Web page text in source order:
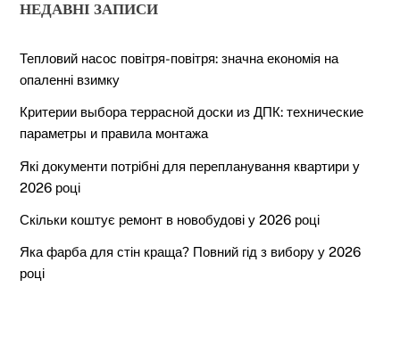
НЕДАВНІ ЗАПИСИ
Тепловий насос повітря-повітря: значна економія на
опаленні взимку
Критерии выбора террасной доски из ДПК: технические
параметры и правила монтажа
Які документи потрібні для перепланування квартири у
2026 році
Скільки коштує ремонт в новобудові у 2026 році
Яка фарба для стін краща? Повний гід з вибору у 2026
році